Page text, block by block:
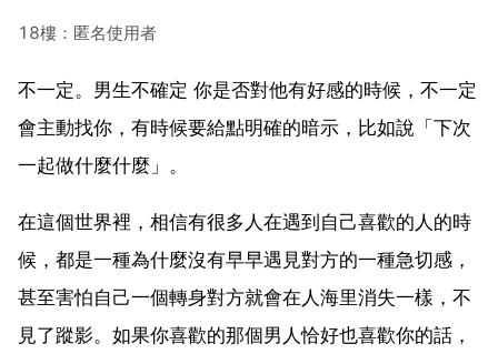
18樓：匿名使用者
不一定。男生不確定 你是否對他有好感的時候，不一定
會主動找你，有時候要給點明確的暗示，比如說「下次
一起做什麼什麼」。
在這個世界裡，相信有很多人在遇到自己喜歡的人的時
候，都是一種為什麼沒有早早遇見對方的一種急切感，
甚至害怕自己一個轉身對方就會在人海里消失一樣，不
見了蹤影。如果你喜歡的那個男人恰好也喜歡你的話，